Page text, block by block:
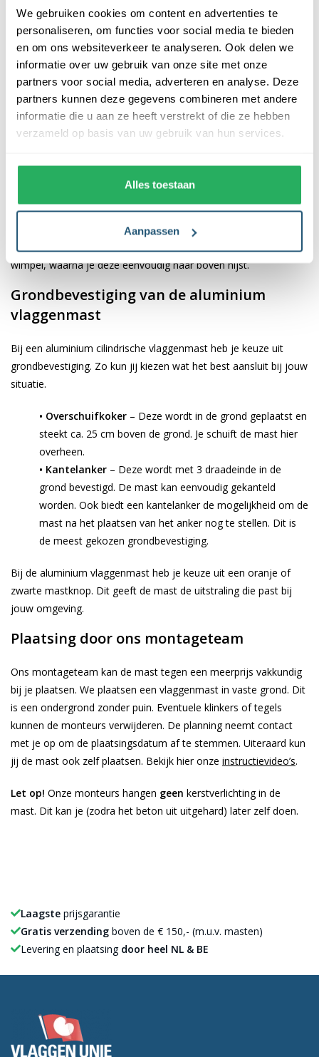
We gebruiken cookies om content en advertenties te
personaliseren, om functies voor social media te bieden
en om ons websiteverkeer te analyseren. Ook delen we
informatie over uw gebruik van onze site met onze
partners voor social media, adverteren en analyse. Deze
partners kunnen deze gegevens combineren met andere
informatie die u aan ze heeft verstrekt of die ze hebben
verzameld op basis van uw gebruik van hun services.
Alles toestaan
Aanpassen
Beschrijving
Bij de aluminium cilindrische vlaggenmast met kerstverlichting
heb je keuze uit een lengte van 6 of 7 meter en een diameter
van 60mm of 70mm. De mast is gemaakt van sterk aluminium
en wordt standaard geleverd met een witte coating die
verkleuring van de mast tegengaat. Op deze aluminium mast
De vlaggenmast wordt geleverd met een kikker. Dit wil zeggen
dat de vlaggenlijn buiten de mast loopt en handmatig bedient
wordt. De lijn wordt vastgezet op de kikker. De kerstverlichting
kan op dezelfde manier bevestigd worden als een vlag of
wimpel, waarna je deze eenvoudig naar boven hijst.
Grondbevestiging van de aluminium
vlaggenmast
Bij een aluminium cilindrische vlaggenmast heb je keuze uit
grondbevestiging. Zo kun jij kiezen wat het best aansluit bij jouw
situatie.
• Overschuifkoker – Deze wordt in de grond geplaatst en
steekt ca. 25 cm boven de grond. Je schuift de mast hier
overheen.
• Kantelanker – Deze wordt met 3 draadeinde in de
grond bevestigd. De mast kan eenvoudig gekanteld
worden. Ook biedt een kantelanker de mogelijkheid om de
mast na het plaatsen van het anker nog te stellen. Dit is
de meest gekozen grondbevestiging.
Bij de aluminium vlaggenmast heb je keuze uit een oranje of
zwarte mastknop. Dit geeft de mast de uitstraling die past bij
jouw omgeving.
Plaatsing door ons montageteam
Ons montageteam kan de mast tegen een meerprijs vakkundig
bij je plaatsen. We plaatsen een vlaggenmast in vaste grond. Dit
is een ondergrond zonder puin. Eventuele klinkers of tegels
kunnen de monteurs verwijderen. De planning neemt contact
met je op om de plaatsingsdatum af te stemmen. Uiteraard kun
jij de mast ook zelf plaatsen. Bekijk hier onze instructievideo’s.
Let op! Onze monteurs hangen geen kerstverlichting in de
mast. Dit kan je (zodra het beton uit uitgehard) later zelf doen.
Laagste prijsgarantie
Gratis verzending boven de € 150,- (m.u.v. masten)
Levering en plaatsing door heel NL & BE